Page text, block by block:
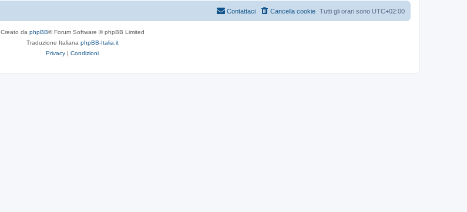
Tutti gli orari sono UTC+02:00
Cancella cookie
Contattaci
Creato da phpBB® Forum Software © phpBB Limited
Traduzione Italiana phpBB-Italia.it
Privacy | Condizioni